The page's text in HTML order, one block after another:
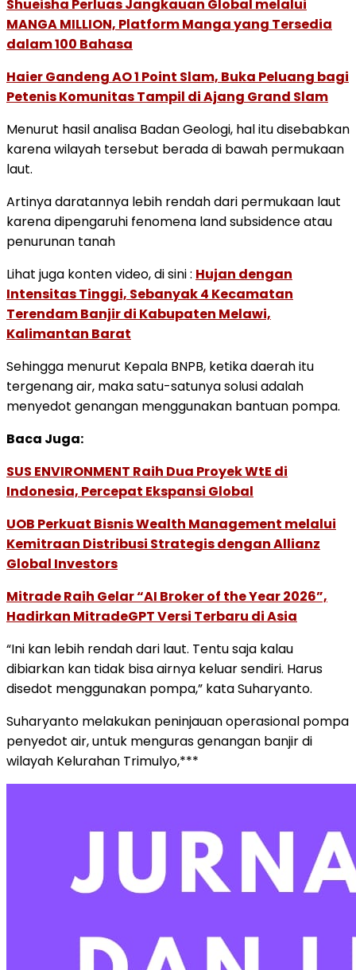
Shueisha Perluas Jangkauan Global melalui
MANGA MILLION, Platform Manga yang Tersedia
dalam 100 Bahasa
Haier Gandeng AO 1 Point Slam, Buka Peluang bagi
Petenis Komunitas Tampil di Ajang Grand Slam
Menurut hasil analisa Badan Geologi, hal itu disebabkan
karena wilayah tersebut berada di bawah permukaan
laut.
Artinya daratannya lebih rendah dari permukaan laut
karena dipengaruhi fenomena land subsidence atau
penurunan tanah
Lihat juga konten video, di sini : Hujan dengan
Intensitas Tinggi, Sebanyak 4 Kecamatan
Terendam Banjir di Kabupaten Melawi,
Kalimantan Barat
Sehingga menurut Kepala BNPB, ketika daerah itu
tergenang air, maka satu-satunya solusi adalah
menyedot genangan menggunakan bantuan pompa.
Baca Juga:
SUS ENVIRONMENT Raih Dua Proyek WtE di
Indonesia, Percepat Ekspansi Global
UOB Perkuat Bisnis Wealth Management melalui
Kemitraan Distribusi Strategis dengan Allianz
Global Investors
Mitrade Raih Gelar “AI Broker of the Year 2026”,
Hadirkan MitradeGPT Versi Terbaru di Asia
“Ini kan lebih rendah dari laut. Tentu saja kalau
dibiarkan kan tidak bisa airnya keluar sendiri. Harus
disedot menggunakan pompa,” kata Suharyanto.
Suharyanto melakukan peninjauan operasional pompa
penyedot air, untuk menguras genangan banjir di
wilayah Kelurahan Trimulyo,***